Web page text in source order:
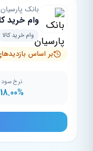
بانک پارسیان
وام خرید
وام خرید کالا
بر اساس
نرخ سود
18.00%